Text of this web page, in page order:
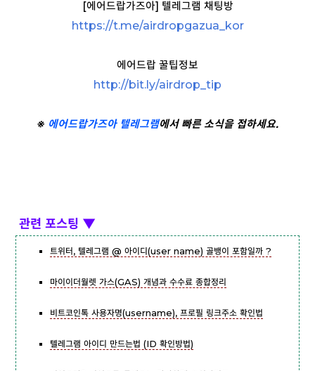
[에어드랍가즈아] 텔레그램 채팅방
https://t.me/airdropgazua_kor
에어드랍 꿀팁정보
http://bit.ly/airdrop_tip
※ 에어드랍가즈아 텔레그램에서 빠른 소식을 접하세요.
관련 포스팅 ▼
트위터, 텔레그램 @ 아이디(user name) 골뱅이 포함일까 ?
마이이더월렛 가스(GAS) 개념과 수수료 종합정리
비트코인톡 사용자명(username), 프로필 링크주소 확인법
텔레그램 아이디 만드는법 (ID 확인방법)